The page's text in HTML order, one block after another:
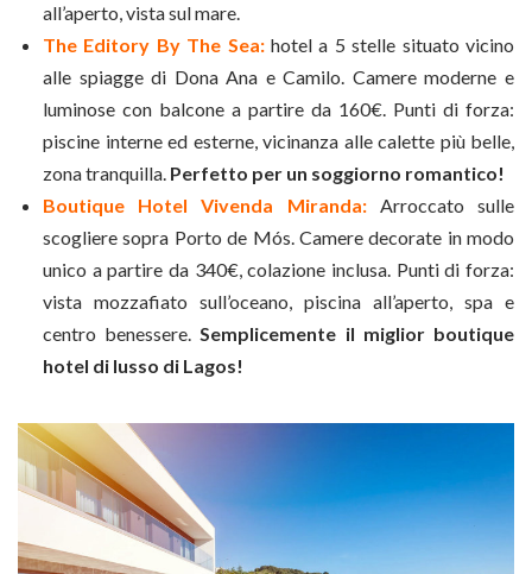
all’aperto, vista sul mare.
The Editory By The Sea:hotel a 5 stelle situato vicino
alle spiagge di Dona Ana e Camilo. Camere moderne e
luminose con balcone a partire da 160€. Punti di forza:
piscine interne ed esterne, vicinanza alle calette più belle,
zona tranquilla. Perfetto per un soggiorno romantico!
Boutique Hotel Vivenda Miranda:Arroccato sulle
scogliere sopra Porto de Mós. Camere decorate in modo
unico a partire da 340€, colazione inclusa. Punti di forza:
vista mozzafiato sull’oceano, piscina all’aperto, spa e
centro benessere.Semplicemente il miglior boutique
hotel di lusso di Lagos!